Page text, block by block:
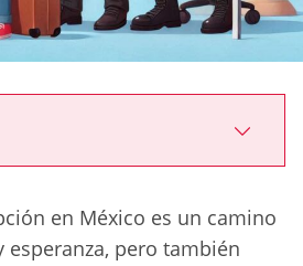
en México es un camino
pero también